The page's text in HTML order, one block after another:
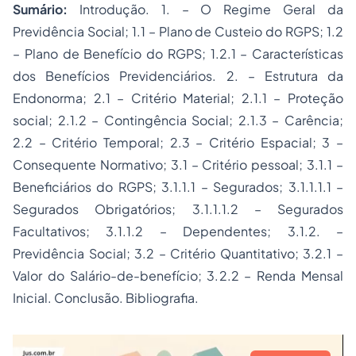
Sumário: Introdução. 1. – O Regime Geral da
Previdência Social; 1.1 – Plano de Custeio do RGPS; 1.2
– Plano de Benefício do RGPS; 1.2.1 – Características
dos Benefícios Previdenciários. 2. – Estrutura da
Endonorma; 2.1 – Critério Material; 2.1.1 – Proteção
social; 2.1.2 – Contingência Social; 2.1.3 – Carência;
2.2 – Critério Temporal; 2.3 – Critério Espacial; 3 –
Consequente Normativo; 3.1 – Critério pessoal; 3.1.1 –
Beneficiários do RGPS; 3.1.1.1 – Segurados; 3.1.1.1.1 –
Segurados Obrigatórios; 3.1.1.1.2 – Segurados
Facultativos; 3.1.1.2 – Dependentes; 3.1.2. –
Previdência Social; 3.2 – Critério Quantitativo; 3.2.1 –
Valor do Salário-de-benefício; 3.2.2 – Renda Mensal
Inicial. Conclusão. Bibliografia.